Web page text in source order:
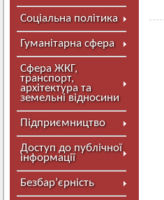
Соціальна політика
Гуманітарна сфера
Сфера ЖКГ,
транспорт,
архітектура та
земельні відносини
Підприємництво
Доступ до публічної
інформації
Безбар’єрність